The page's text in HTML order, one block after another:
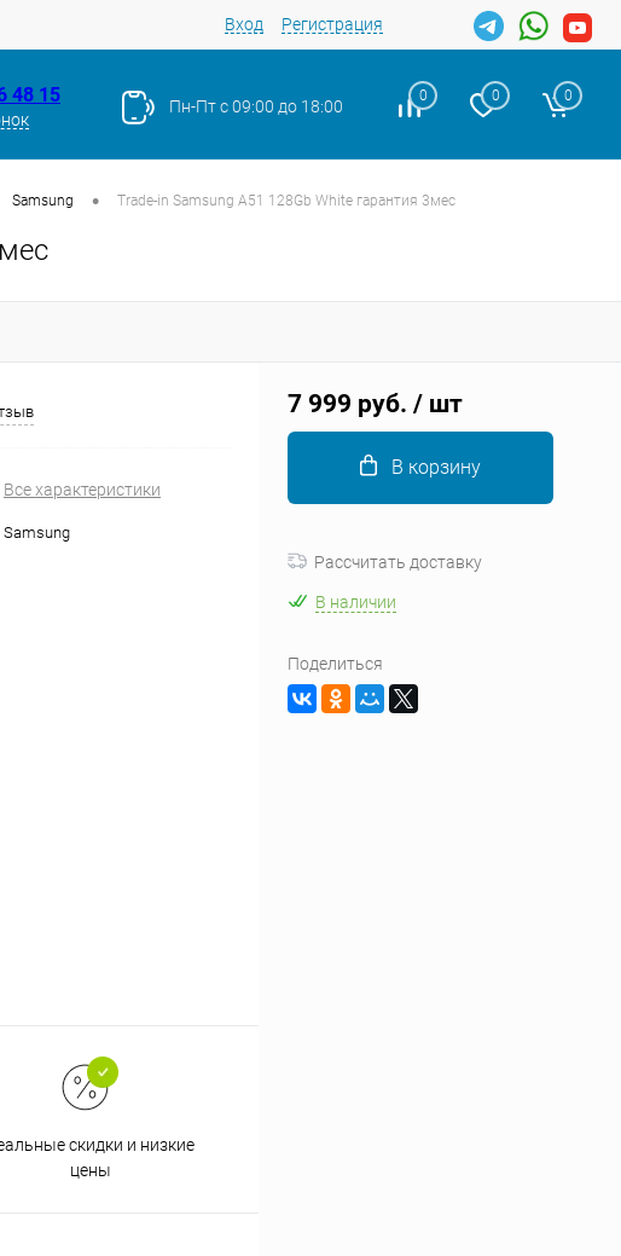
Вход Регистрация
48 15 Пн-Пт с 09:00 до 18:00
0 0 0
Samsung • Trade-in Samsung A51 128Gb White гарантия 3мес
Все характеристики
Samsung
скидки и низкие
цены
7 999 руб. / шт
В корзину
Рассчитать доставку
В наличии
Поделиться